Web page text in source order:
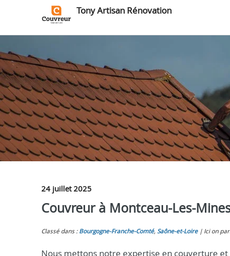
Tony Artisan Rénovation
24 juillet 2025
Couvreur à Montceau-Les-
Classé dans : Bourgogne-Franche-Comté, Saône-et-Loire Ici on
Nous mettons notre expertise en couverture